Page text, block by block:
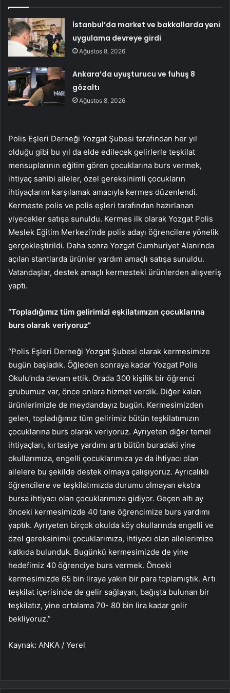
İstanbul’da market ve bakkallarda yeni
uygulama devreye girdi
Ağustos 8, 2026
Ankara’da uyuşturucu ve fuhuş 8
gözaltı
Ağustos 8, 2026
Polis Eşleri Derneği Yozgat Şubesi tarafından her yıl
olduğu gibi bu yıl da elde edilecek gelirlerle teşkilat
mensuplarının eğitim gören çocuklarına burs vermek,
ihtiyaç sahibi aileler, özel gereksinimli çocukların
ihtiyaçlarını karşılamak amacıyla kermes düzenlendi.
Kermeste polis ve polis eşleri tarafından hazırlanan
yiyecekler satışa sunuldu. Kermes ilk olarak Yozgat Polis
Meslek Eğitim Merkezi’nde polis adayı öğrencilere yönelik
gerçekleştirildi. Daha sonra Yozgat Cumhuriyet Alanı’nda
açılan stantlarda ürünler yardım amaçlı satışa sunuldu.
Vatandaşlar, destek amaçlı kermesteki ürünlerden alışveriş
yaptı.
“Topladığımız tüm gelirimizi eşkilatımızın çocuklarına
burs olarak veriyoruz”
“Polis Eşleri Derneği Yozgat Şubesi olarak kermesimize
bugün başladık. Öğleden sonraya kadar Yozgat Polis
Okulu’nda devam ettik. Orada 300 kişilik bir öğrenci
grubumuz var, önce onlara hizmet verdik. Diğer kalan
ürünlerimizle de meydandayız bugün. Kermesimizden
gelen, topladığımız tüm gelirimiz bütün teşkilatımızın
çocuklarına burs olarak veriyoruz. Ayrıyeten diğer temel
ihtiyaçları, kırtasiye yardımı artı bütün buradaki yine
okullarımıza, engelli çocuklarımıza ya da ihtiyacı olan
ailelere bu şekilde destek olmaya çalışıyoruz. Ayrıcalıklı
öğrencilere ve teşkilatımızda durumu olmayan ekstra
bursa ihtiyacı olan çocuklarımıza gidiyor. Geçen altı ay
önceki kermesimizde 40 tane öğrencimize burs yardımı
yaptık. Ayrıyeten birçok okulda köy okullarında engelli ve
özel gereksinimli çocuklarımıza, ihtiyacı olan ailelerimize
katkıda bulunduk. Bugünkü kermesimizde de yine
hedefimiz 40 öğrenciye burs vermek. Önceki
kermesimizde 65 bin liraya yakın bir para toplamıştık. Artı
teşkilat içerisinde de gelir sağlayan, bağışta bulunan bir
teşkilatız, yine ortalama 70- 80 bin lira kadar gelir
bekliyoruz.”
Kaynak: ANKA / Yerel